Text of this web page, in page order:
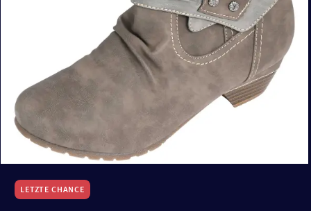
LETZTE CHANCE